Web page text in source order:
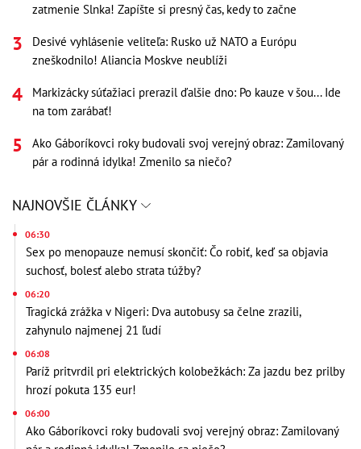
zatmenie Slnka! Zapíšte si presný čas, kedy to začne
Desivé vyhlásenie veliteľa: Rusko už NATO a Európu
zneškodnilo! Aliancia Moskve neublíži
Markizácky súťažiaci prerazil ďalšie dno: Po kauze v šou... Ide
na tom zarábať!
Ako Gáboríkovci roky budovali svoj verejný obraz: Zamilovaný
pár a rodinná idylka! Zmenilo sa niečo?
NAJNOVŠIE ČLÁNKY
06:30
Sex po menopauze nemusí skončiť: Čo robiť, keď sa objavia
suchosť, bolesť alebo strata túžby?
06:20
Tragická zrážka v Nigeri: Dva autobusy sa čelne zrazili,
zahynulo najmenej 21 ľudí
06:08
Paríž pritvrdil pri elektrických kolobežkách: Za jazdu bez prilby
hrozí pokuta 135 eur!
06:00
Ako Gáboríkovci roky budovali svoj verejný obraz: Zamilovaný